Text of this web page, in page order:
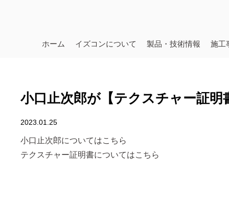
ホーム イズコンについて 製品・技術情報 施工
小口止次郎が【テクスチャー証
2023.01.25
小口止次郎についてはこちら
テクスチャー証明書についてはこちら